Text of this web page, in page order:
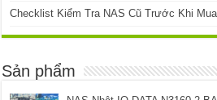
Checklist Kiểm Tra NAS Cũ Trước Khi Mua
Sản phẩm